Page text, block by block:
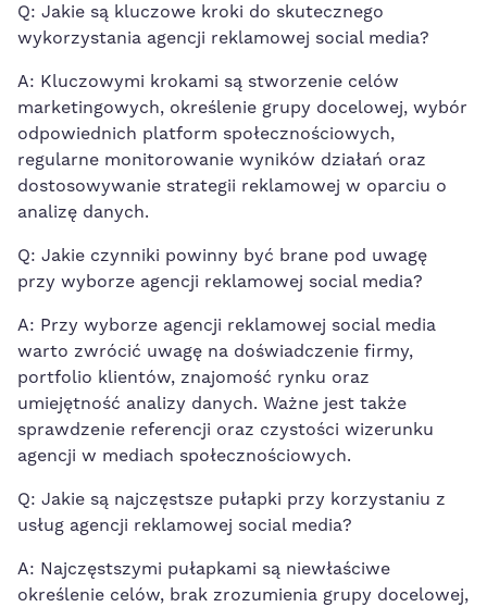
Q:‌ Jakie są kluczowe kroki do ⁤skutecznego
wykorzystania agencji ⁣reklamowej social media?
A: Kluczowymi krokami są stworzenie celów
‌marketingowych, określenie grupy ⁤docelowej, wybór
odpowiednich platform społecznościowych,
‍regularne monitorowanie ⁣wyników działań oraz
dostosowywanie ⁤strategii reklamowej w oparciu o
⁢analizę ⁣danych.
Q: Jakie czynniki powinny ​być brane pod uwagę
przy wyborze agencji reklamowej social ​media?
A: Przy wyborze⁤ agencji reklamowej social media⁤
warto‍ zwrócić uwagę na doświadczenie firmy,
⁢portfolio​ klientów, znajomość​ rynku oraz
umiejętność analizy danych.‍ Ważne ‌jest‍ także
sprawdzenie ⁣referencji ⁢oraz czystości wizerunku
agencji ⁤w mediach społecznościowych.
Q: Jakie są najczęstsze pułapki przy‍ korzystaniu z ​
usług agencji reklamowej‍ social media?
A: Najczęstszymi pułapkami są niewłaściwe
określenie celów, brak zrozumienia grupy⁣ docelowej,